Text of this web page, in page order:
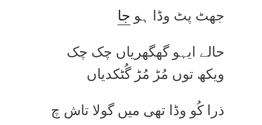
جھٹ پٹ وڈا ہو جا
حالے ایہو گھگھریاں چک چک
ویکھ توں مُڑ مُڑ گُٹکدیاں
ذرا کُو وڈا تھی میں گولا تاش چ